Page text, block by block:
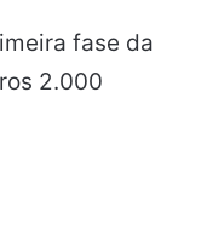
fase da
2.000